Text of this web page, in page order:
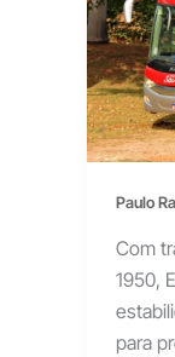
Paulo
Com
1950,
para